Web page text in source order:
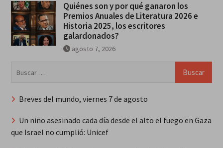
Quiénes son y por qué ganaron los
Premios Anuales de Literatura 2026 e
Historia 2025, los escritores
galardonados?
agosto 7, 2026
Breves del mundo, viernes 7 de agosto
Un niño asesinado cada día desde el alto el fuego en Gaza
que Israel no cumplió: Unicef